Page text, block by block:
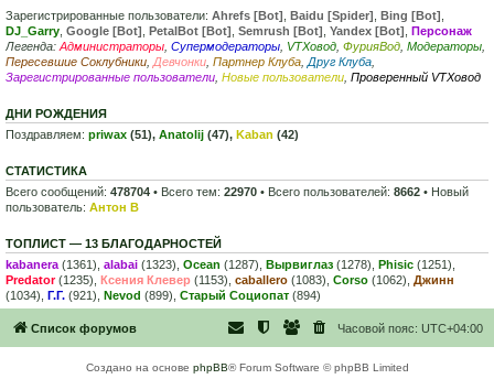
Зарегистрированные пользователи: Ahrefs [Bot] Baidu [Spider] Bing [Bot]
DJ_Garry Google [Bot] PetalBot [Bot] Semrush [Bot] Yandex [Bot] Персонаж
Легенда: Администраторы Супермодераторы VTXовод ФурияВод Модераторы
Пересевшие Соклубники Девчонки Партнер Клуба Друг Клуба
Зарегистрированные пользователи Новые пользователи Проверенный VTXовод
ДНИ РОЖДЕНИЯ
Поздравляем: priwax (51), Anatolij (47), Kaban (42)
СТАТИСТИКА
Всего сообщений: 478704 • Всего тем: 22970 • Всего пользователей: 8662 • Новый
пользователь: Антон В
ТОПЛИСТ — 13 БЛАГОДАРНОСТЕЙ
kabanera (1361), alabai (1323), Ocean (1287), Вырвиглаз (1278), Phisic (1251),
Predator(1235), Ксения Клевер (1153), caballero (1083), Corso (1062), Джинн
(1034), Г.Г. (921), Nevod (899), Старый Социопат (894)
Список форумов Часовой пояс: UTC+04:00
Создано на основе phpBB® Forum Software © phpBB Limited